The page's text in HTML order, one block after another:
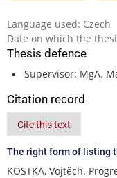
Language used: Czech
Date on which the
Thesis defence
Supervisor: MgA.
Citation record
Cite this text
The right form of listing
KOSTKA, Vojtěch.